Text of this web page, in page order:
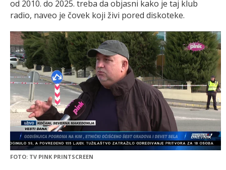
od 2010. do 2025. treba da objasni kako je taj klub
radio, naveo je čovek koji živi pored diskoteke.
FOTO: TV PINK PRINTSCREEN